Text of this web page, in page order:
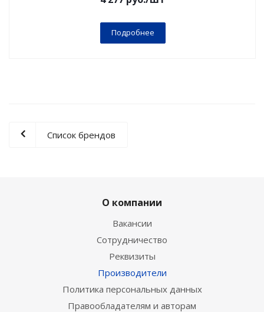
Подробнее
Список брендов
О компании
Вакансии
Сотрудничество
Реквизиты
Производители
Политика персональных данных
Правообладателям и авторам